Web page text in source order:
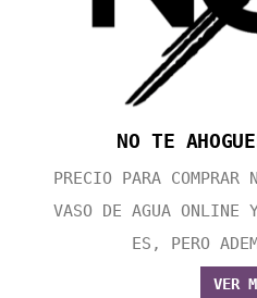
NO TE
PRECIO PARA COMPRAR
VASO DE AGUA ONLINE
ES, PERO
VER